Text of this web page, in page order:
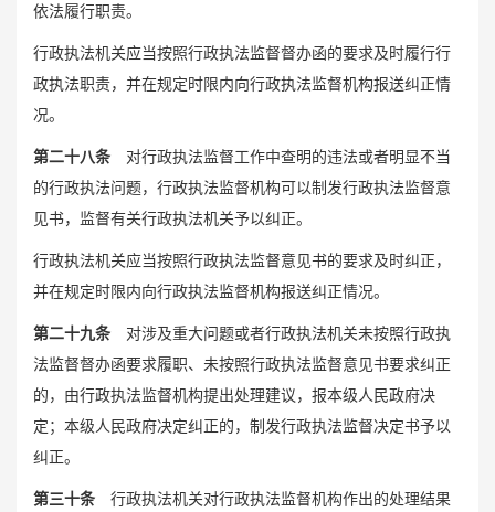
依法履行职责。
行政执法机关应当按照行政执法监督督办函的要求及时履行行
政执法职责，并在规定时限内向行政执法监督机构报送纠正情
况。
第二十八条 对行政执法监督工作中查明的违法或者明显不当
的行政执法问题，行政执法监督机构可以制发行政执法监督意
见书，监督有关行政执法机关予以纠正。
行政执法机关应当按照行政执法监督意见书的要求及时纠正，
并在规定时限内向行政执法监督机构报送纠正情况。
第二十九条 对涉及重大问题或者行政执法机关未按照行政执
法监督督办函要求履职、未按照行政执法监督意见书要求纠正
的，由行政执法监督机构提出处理建议，报本级人民政府决
定；本级人民政府决定纠正的，制发行政执法监督决定书予以
纠正。
第三十条 行政执法机关对行政执法监督机构作出的处理结果